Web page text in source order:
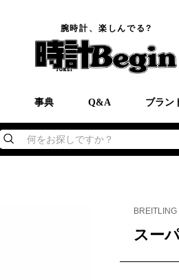
腕時計、楽しんでる?
事典 Q&A ブラン
何をお探しですか？
BREITLING
スー